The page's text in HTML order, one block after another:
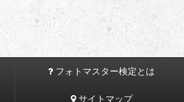
フォトマスター検定とは
サイトマップ